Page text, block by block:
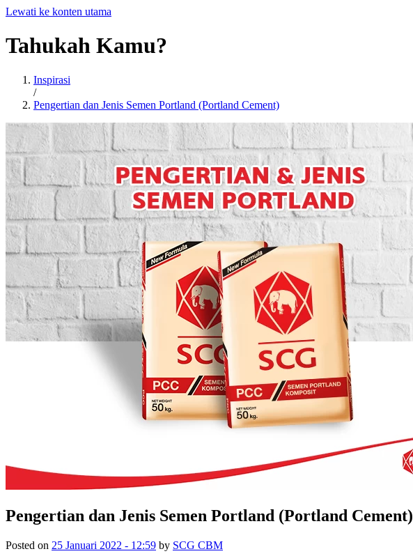
Lewati ke konten utama
Tahukah Kamu?
Inspirasi
/
Pengertian dan Jenis Semen Portland (Portland Cement)
Pengertian dan Jenis Semen Portland (Portland Cement)
Posted on 25 Januari 2022 - 12:59 by SCG CBM